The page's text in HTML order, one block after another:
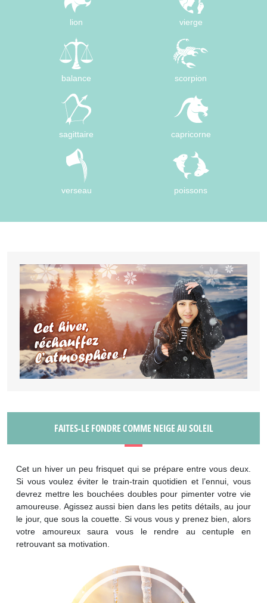
lion vierge
balance scorpion
sagittaire capricorne
verseau poissons
FAITES-LE FONDRE COMME NEIGE AU SOLEIL
Cet un hiver un peu frisquet qui se prépare entre vous deux.
Si vous voulez éviter le train-train quotidien et l’ennui, vous
devrez mettre les bouchées doubles pour pimenter votre vie
amoureuse. Agissez aussi bien dans les petits détails, au jour
le jour, que sous la couette. Si vous vous y prenez bien, alors
votre amoureux saura vous le rendre au centuple en
retrouvant sa motivation.